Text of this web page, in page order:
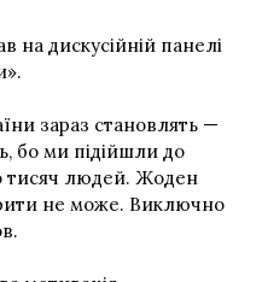
на дискусійній панелі
зараз становлять —
бо ми підійшли до
тисяч людей. Жоден
не може. Виключно